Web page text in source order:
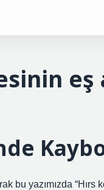
eş
bu yazımızda “Hırs